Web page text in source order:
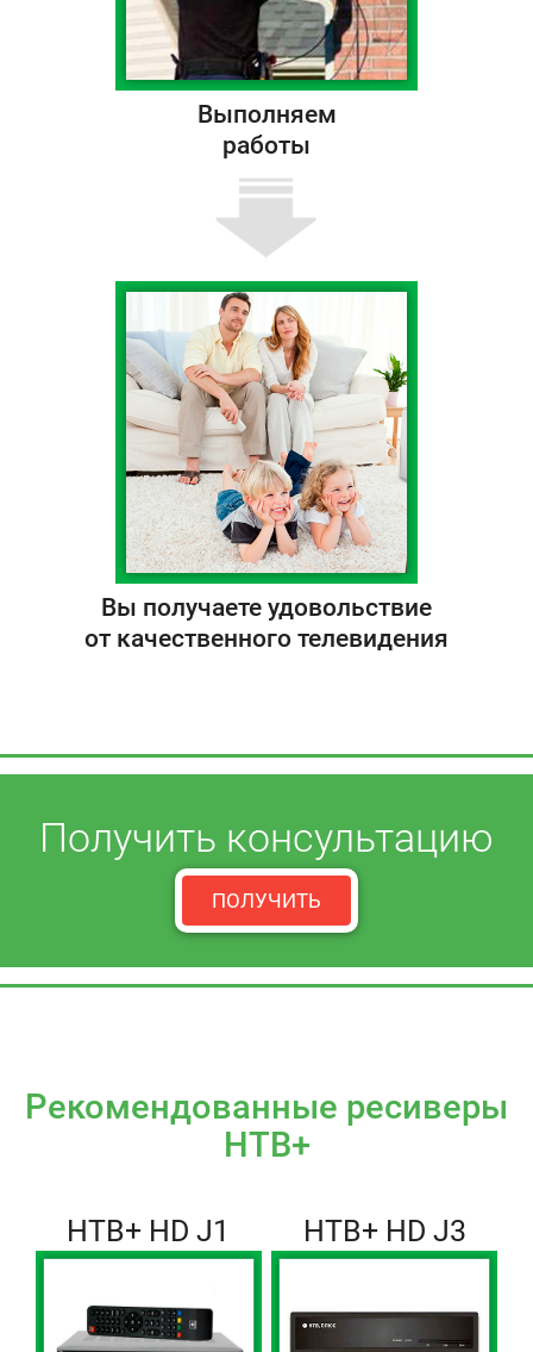
Выполняем
работы
Вы получаете удовольствие
от качественного телевидения
Получить консультацию
ПОЛУЧИТЬ
Рекомендованные ресиверы
НТВ+
НТВ+ HD J1 НТВ+ HD J3